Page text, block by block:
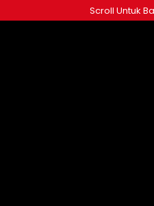
ke
Scroll Untuk